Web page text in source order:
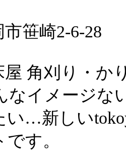
笹崎2-6-28
屋 角刈り・か
なイメージな
い…新しい
す。